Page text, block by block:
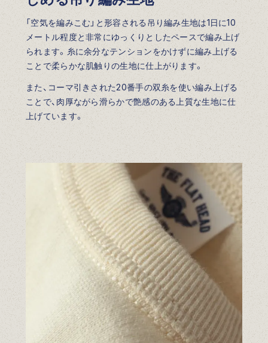
「空気を編みこむ」と形容される吊り編み生地は1日に10
メートル程度と非常にゆっくりとしたペースで編み上げ
られます。糸に余分なテンションをかけずに編み上げる
ことで柔らかな肌触りの生地に仕上がります。
また、コーマ引きされた20番手の双糸を使い編み上げる
ことで、肉厚ながら滑らかで艶感のある上質な生地に仕
上げています。